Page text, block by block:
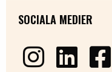
SOCIALA MEDIER